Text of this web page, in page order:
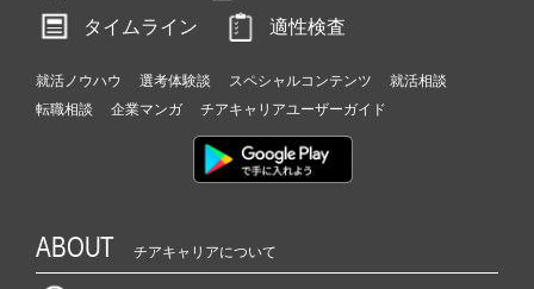
タイムライン
適性検査
就活ノウハウ 選考体験談 スペシャルコンテンツ
就活相談
転職相談
企業マンガ チアキャリアユーザーガイド
ABOUT チアキャリアについて